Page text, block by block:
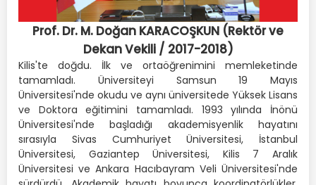
Prof. Dr. M. Doğan KARACOŞKUN (Rektör ve
Dekan Vekili / 2017-2018)
Kilis'te doğdu. İlk ve ortaöğrenimini memleketinde
tamamladı. Üniversiteyi Samsun 19 Mayıs
Üniversitesi'nde okudu ve aynı üniversitede Yüksek Lisans
ve Doktora eğitimini tamamladı. 1993 yılında İnönü
Üniversitesi'nde başladığı akademisyenlik hayatını
sırasıyla Sivas Cumhuriyet Üniversitesi, İstanbul
Üniversitesi, Gaziantep Üniversitesi, Kilis 7 Aralık
Üniversitesi ve Ankara Hacıbayram Veli Üniversitesi'nde